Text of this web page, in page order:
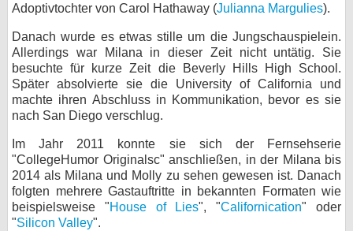
Adoptivtochter von Carol Hathaway (Julianna Margulies).
Danach wurde es etwas stille um die Jungschauspielein.
Allerdings war Milana in dieser Zeit nicht untätig. Sie
besuchte für kurze Zeit die Beverly Hills High School.
Später absolvierte sie die University of California und
machte ihren Abschluss in Kommunikation, bevor es sie
nach San Diego verschlug.
Im Jahr 2011 konnte sie sich der Fernsehserie
"CollegeHumor Originalsc" anschließen, in der Milana bis
2014 als Milana und Molly zu sehen gewesen ist. Danach
folgten mehrere Gastauftritte in bekannten Formaten wie
beispielsweise "House of Lies", "Californication" oder
"Silicon Valley".
Kontakt
Nutzungsbedingungen
Datenschutz
Cookie-Einstellungen
Impressum
Desktop-Ansicht
myFanbase